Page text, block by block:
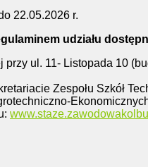
22.05.2026 r.
udziału
ul. 11- Listopada 10
Zespołu Szkół